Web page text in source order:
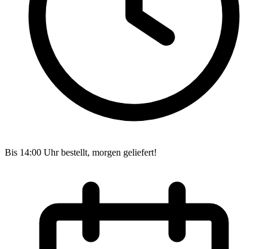
Bis 14:00 Uhr bestellt, morgen geliefert!